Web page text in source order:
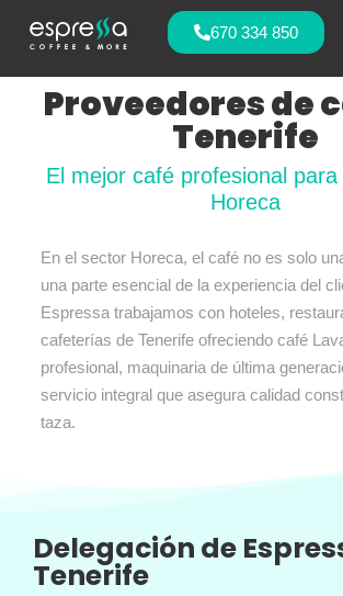
670 334 850
Proveedores de
Tenerife
El mejor café profesional
Horeca
En el sector Horeca, el café no es solo
una parte esencial de la experiencia del
Espressa trabajamos con hoteles,
cafeterías de Tenerife ofreciendo café
profesional, maquinaria de última
servicio integral que asegura calidad
taza.
Delegación de
Tenerife